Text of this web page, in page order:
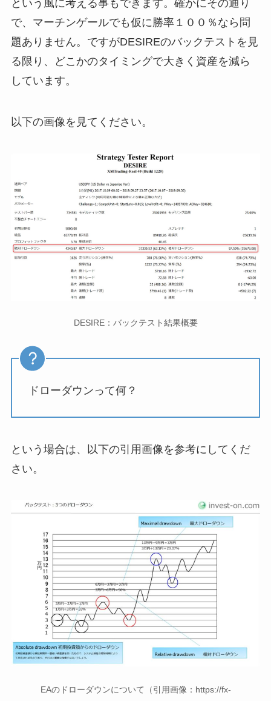
という風に考える事もできます。確かにその通り
で、マーチンゲールでも仮に勝率１００％なら問
題ありません。ですがDESIREのバックテストを見
る限り、どこかのタイミングで大きく資産を減ら
しています。
以下の画像を見てください。
DESIRE：バックテスト結果概要
ドローダウンって何？
という場合は、以下の引用画像を参考にしてくだ
さい。
EAのドローダウンについて（引用画像：https://fx-